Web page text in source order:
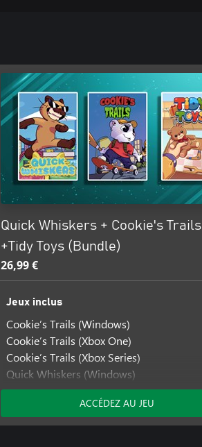
Quick Whiskers + Cookie's Trails
+Tidy Toys (Bundle)
26,99 €
Jeux inclus
Cookie’s Trails (Windows)
Cookie’s Trails (Xbox One)
Cookie’s Trails (Xbox Series)
Quick Whiskers (Windows)
Quick Whiskers (Xbox One)
Quick Whiskers (Xbox Series)
Tidy Toys
ACCÉDEZ AU JEU